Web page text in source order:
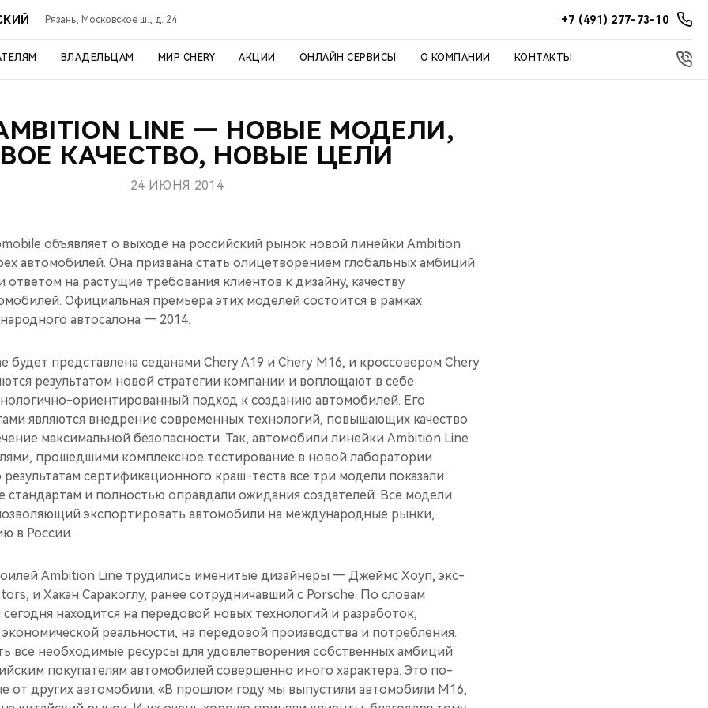
Рязань, Московское ш., д. 24 +7 (491) 277-73-10
ВЛАДЕЛЬЦАМ МИР CHERY АКЦИИ ОНЛАЙН СЕРВИСЫ О КОМПАНИИ КОНТАКТЫ
AMBITION LINE — НОВЫЕ МОДЕЛИ,
КАЧЕСТВО, НОВЫЕ ЦЕЛИ
24 ИЮНЯ 2014
объявляет о выходе на российский рынок новой линейки Ambition
автомобилей. Она призвана стать олицетворением глобальных амбиций
ответом на растущие требования клиентов к дизайну, качеству
Официальная премьера этих моделей состоится в рамках
автосалона — 2014.
будет представлена седанами Chery A19 и Chery M16, и кроссовером Chery
результатом новой стратегии компании и воплощают в себе
ориентированный подход к созданию автомобилей. Его
являются внедрение современных технологий, повышающих качество
максимальной безопасности. Так, автомобили линейки Ambition Line
прошедшими комплексное тестирование в новой лаборатории
сертификационного краш-теста все три модели показали
стандартам и полностью оправдали ожидания создателей. Все модели
экспортировать автомобили на международные рынки,
в России.
Ambition Line трудились именитые дизайнеры — Джеймс Хоуп, экс-
и Хакан Саракоглу, ранее сотрудничавший с Porsche. По словам
находится на передовой новых технологий и разработок,
реальности, на передовой производства и потребления.
все необходимые ресурсы для удовлетворения собственных амбиций
покупателям автомобилей совершенно иного характера. Это по-
от других автомобили. «В прошлом году мы выпустили автомобили M16,